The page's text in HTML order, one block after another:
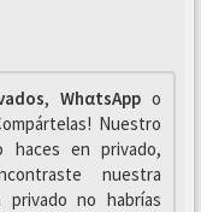
, WhαtsAppo
Nuestro
haces en privado,
nuestra
no habrías